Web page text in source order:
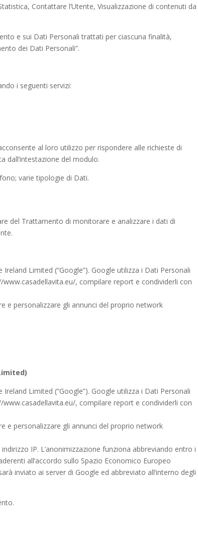
Contattare l’Utente, Visualizzazione di contenuti da
e sui Dati Personali trattati per ciascuna finalità,
dei Dati Personali”.
i seguenti servizi:
al loro utilizzo per rispondere alle richieste di
dall’intestazione del modulo.
varie tipologie di Dati.
del Trattamento di monitorare e analizzare i dati di
Limited (“Google”). Google utilizza i Dati Personali
, compilare report e condividerli con
e personalizzare gli annunci del proprio network
Limited (“Google”). Google utilizza i Dati Personali
, compilare report e condividerli con
e personalizzare gli annunci del proprio network
IP. L’anonimizzazione funziona abbreviando entro i
all’accordo sullo Spazio Economico Europeo
inviato ai server di Google ed abbreviato all’interno degli